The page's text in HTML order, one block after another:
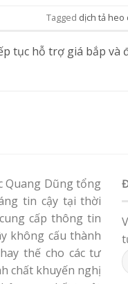
Tagged dịch tả heo
tục hỗ trợ giá bắp và
Quang Dũng tổng
tin cậy tại thời
cấp thông tin
không cấu thành
thế cho các tư
chất khuyến nghị